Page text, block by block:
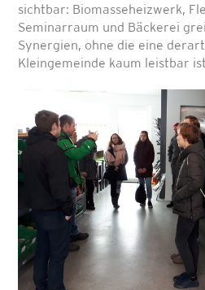
sichtbar: Biomasseheizwerk,
Seminarraum und Bäckerei
Synergien, ohne die eine
Kleingemeinde kaum leistbar